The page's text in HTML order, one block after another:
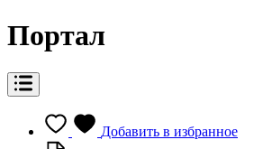
Портал
Добавить в избранное